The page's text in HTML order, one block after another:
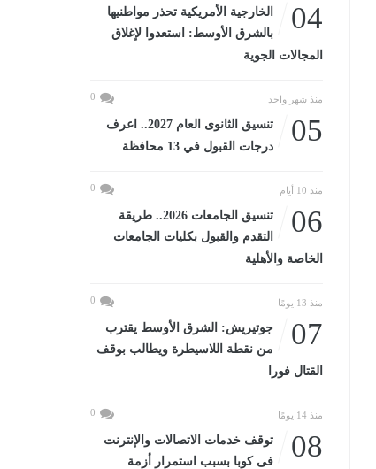
04
الخارجية الأمريكية تحذر مواطنيها
بالشرق الأوسط: استعدوا لإغلاق
المجالات الجوية
منذ شهر واحد 0
05
تنسيق الثانوى العام 2027.. اعرف
درجات القبول في 13 محافظة
منذ 10 أيام 0
06
تنسيق الجامعات 2026.. طريقة
التقدم والقبول بكليات الجامعات
الخاصة والأهلية
منذ 13 يومًا 0
07
جوتيريش: الشرق الأوسط يقترب
من نقطة اللاسيطرة ويطالب بوقف
القتال فورا
منذ 14 يومًا 0
08
توقف خدمات الاتصالات والإنترنت
فى كوبا بسبب استمرار أزمة